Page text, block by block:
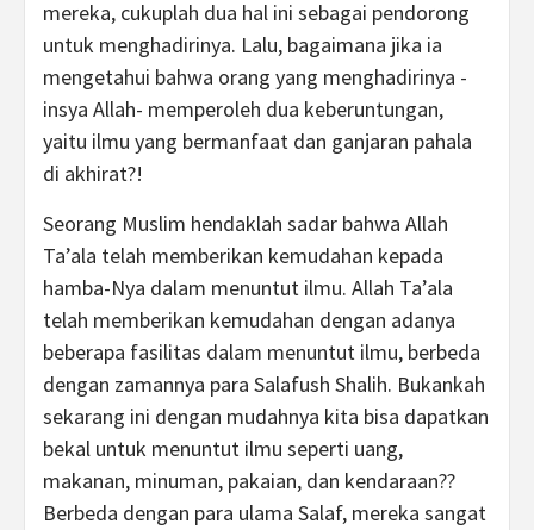
mereka, cukuplah dua hal ini sebagai pendorong
untuk menghadirinya. Lalu, bagaimana jika ia
mengetahui bahwa orang yang menghadirinya -
insya Allah- memperoleh dua keberuntungan,
yaitu ilmu yang bermanfaat dan ganjaran pahala
di akhirat?!
Seorang Muslim hendaklah sadar bahwa Allah
Ta’ala telah memberikan kemudahan kepada
hamba-Nya dalam menuntut ilmu. Allah Ta’ala
telah memberikan kemudahan dengan adanya
beberapa fasilitas dalam menuntut ilmu, berbeda
dengan zamannya para Salafush Shalih. Bukankah
sekarang ini dengan mudahnya kita bisa dapatkan
bekal untuk menuntut ilmu seperti uang,
makanan, minuman, pakaian, dan kendaraan??
Berbeda dengan para ulama Salaf, mereka sangat